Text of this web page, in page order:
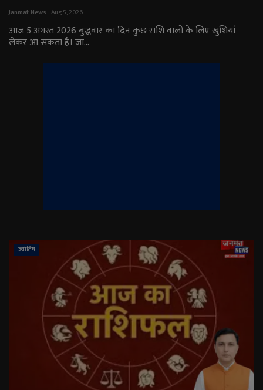
Janmat News Aug 5, 2026
आज 5 अगस्त 2026 बुद्धवार का दिन कुछ राशि वालों के लिए खुशियां
लेकर आ सकता है। जा...
ज्योतिष